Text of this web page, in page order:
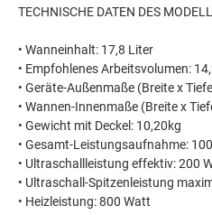
TECHNISCHE DATEN DES
• Wanneinhalt: 17,8 Liter
• Empfohlenes Arbeitsvolumen:
• Geräte-Außenmaße (Breite x
• Wannen-Innenmaße (Breite x
• Gewicht mit Deckel: 10,20kg
• Gesamt-Leistungsaufnahme:
• Ultraschallleistung effektiv: 200
• Ultraschall-Spitzenleistung
• Heizleistung: 800 Watt